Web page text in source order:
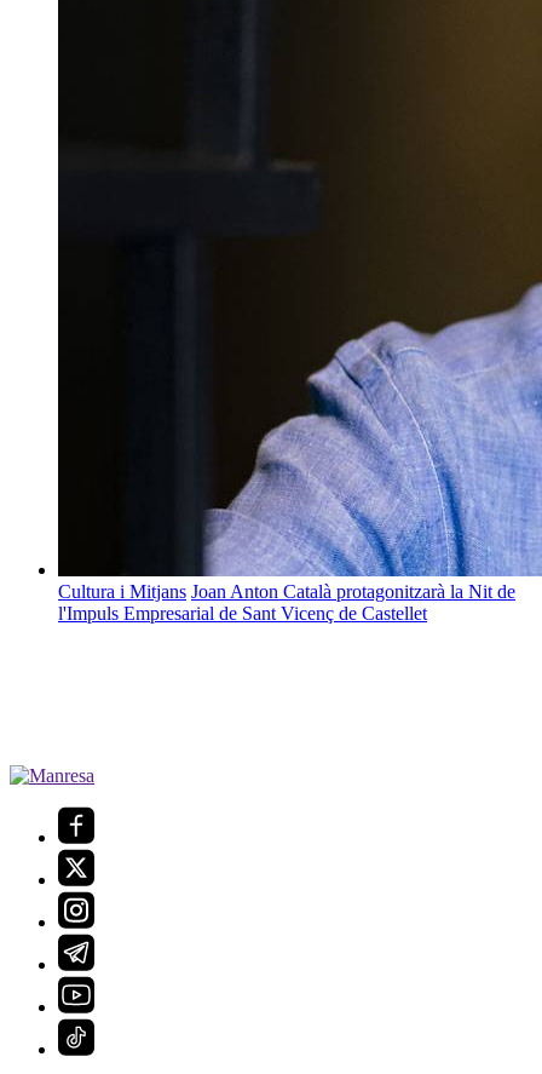
Cultura i Mitjans Joan Anton Català protagonitzarà la Nit de
l'Impuls Empresarial de Sant Vicenç de Castellet